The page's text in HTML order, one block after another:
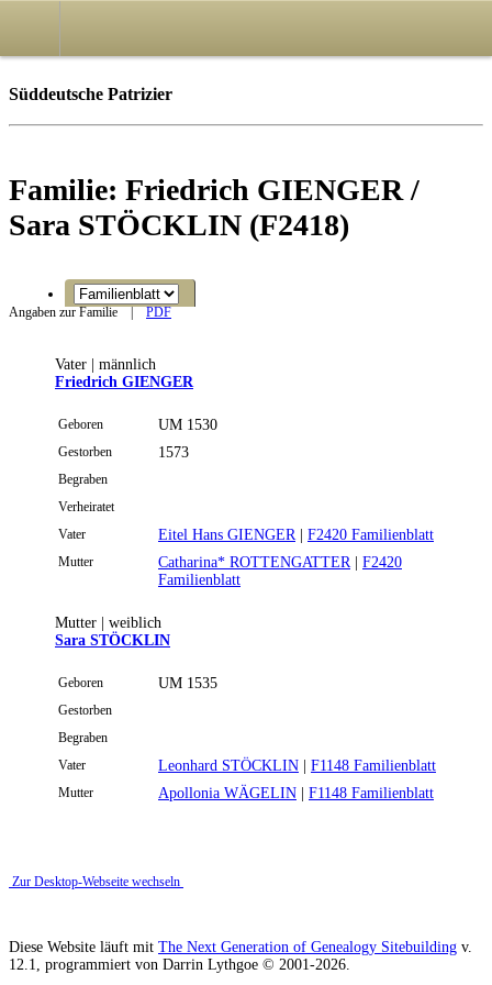
Süddeutsche Patrizier
Familie: Friedrich GIENGER /
Sara STÖCKLIN (F2418)
Angaben zur Familie|PDF
Vater | männlich
Friedrich GIENGER
Geboren UM 1530
Gestorben 1573
Begraben
Verheiratet
Vater
Eitel Hans GIENGER | F2420 Familienblatt
Mutter Catharina* ROTTENGATTER | F2420
Familienblatt
Mutter | weiblich
Sara STÖCKLIN
Geboren UM 1535
Gestorben
Begraben
Vater
Leonhard STÖCKLIN | F1148 Familienblatt
Mutter Apollonia WÄGELIN | F1148 Familienblatt
Zur Desktop-Webseite wechseln
Diese Website läuft mit The Next Generation of Genealogy Sitebuilding v.
12.1, programmiert von Darrin Lythgoe © 2001-2026.